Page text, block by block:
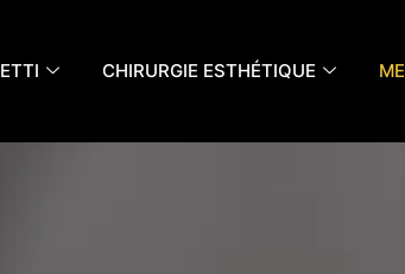
CHIRURGIE ESTHÉTIQUE